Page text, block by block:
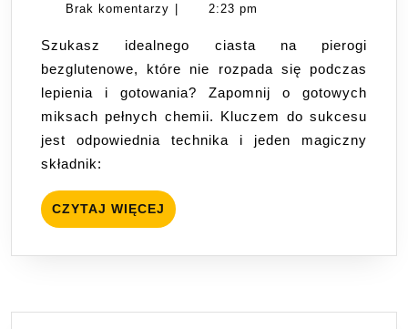
Smak
Tradycji
Hus
Brak komentarzy
2:23 pm
Szukasz idealnego ciasta na pierogi
bezglutenowe, które nie rozpada się podczas
lepienia i gotowania? Zapomnij o gotowych
miksach pełnych chemii. Kluczem do sukcesu
jest odpowiednia technika i jeden magiczny
składnik:
CZYTAJ WIĘCEJ CZYTAJ
WIĘCEJ